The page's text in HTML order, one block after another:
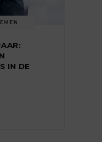
IN DE